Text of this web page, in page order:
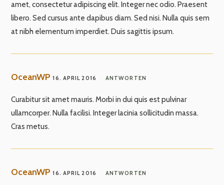
amet, consectetur adipiscing elit. Integer nec odio. Praesent
libero. Sed cursus ante dapibus diam. Sed nisi. Nulla quis sem
at nibh elementum imperdiet. Duis sagittis ipsum.
OceanWP 16. APRIL 2016 ANTWORTEN
Curabitur sit amet mauris. Morbi in dui quis est pulvinar
ullamcorper. Nulla facilisi. Integer lacinia sollicitudin massa.
Cras metus.
OceanWP 16. APRIL 2016 ANTWORTEN